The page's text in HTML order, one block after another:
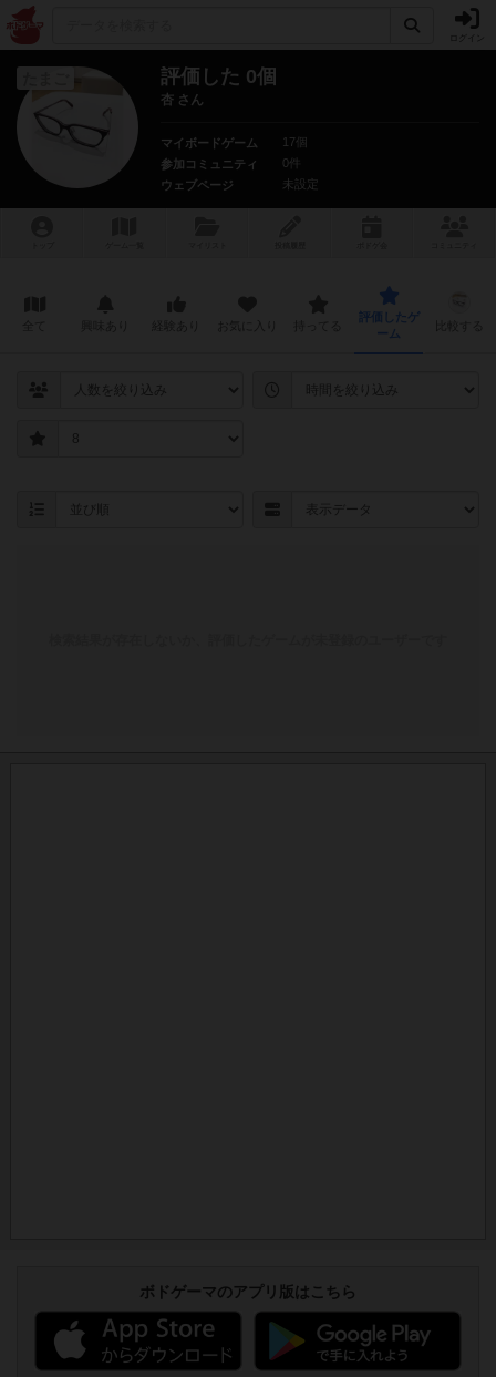
評価した 0個
杏 さん
マイボードゲーム
17個
参加コミュニティ
0件
ウェブページ
未設定
評価したゲ
ーム
ボドゲーマのアプリ版はこちら